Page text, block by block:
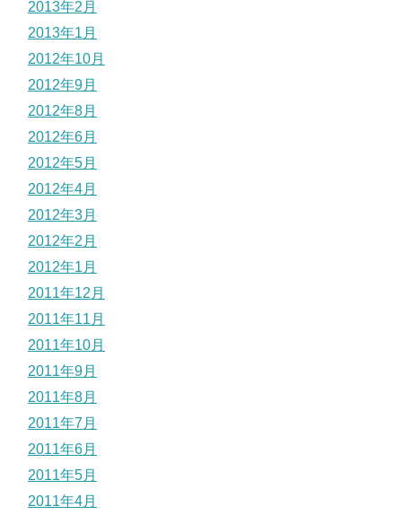
2013年2月
2013年1月
2012年10月
2012年9月
2012年8月
2012年6月
2012年5月
2012年4月
2012年3月
2012年2月
2012年1月
2011年12月
2011年11月
2011年10月
2011年9月
2011年8月
2011年7月
2011年6月
2011年5月
2011年4月